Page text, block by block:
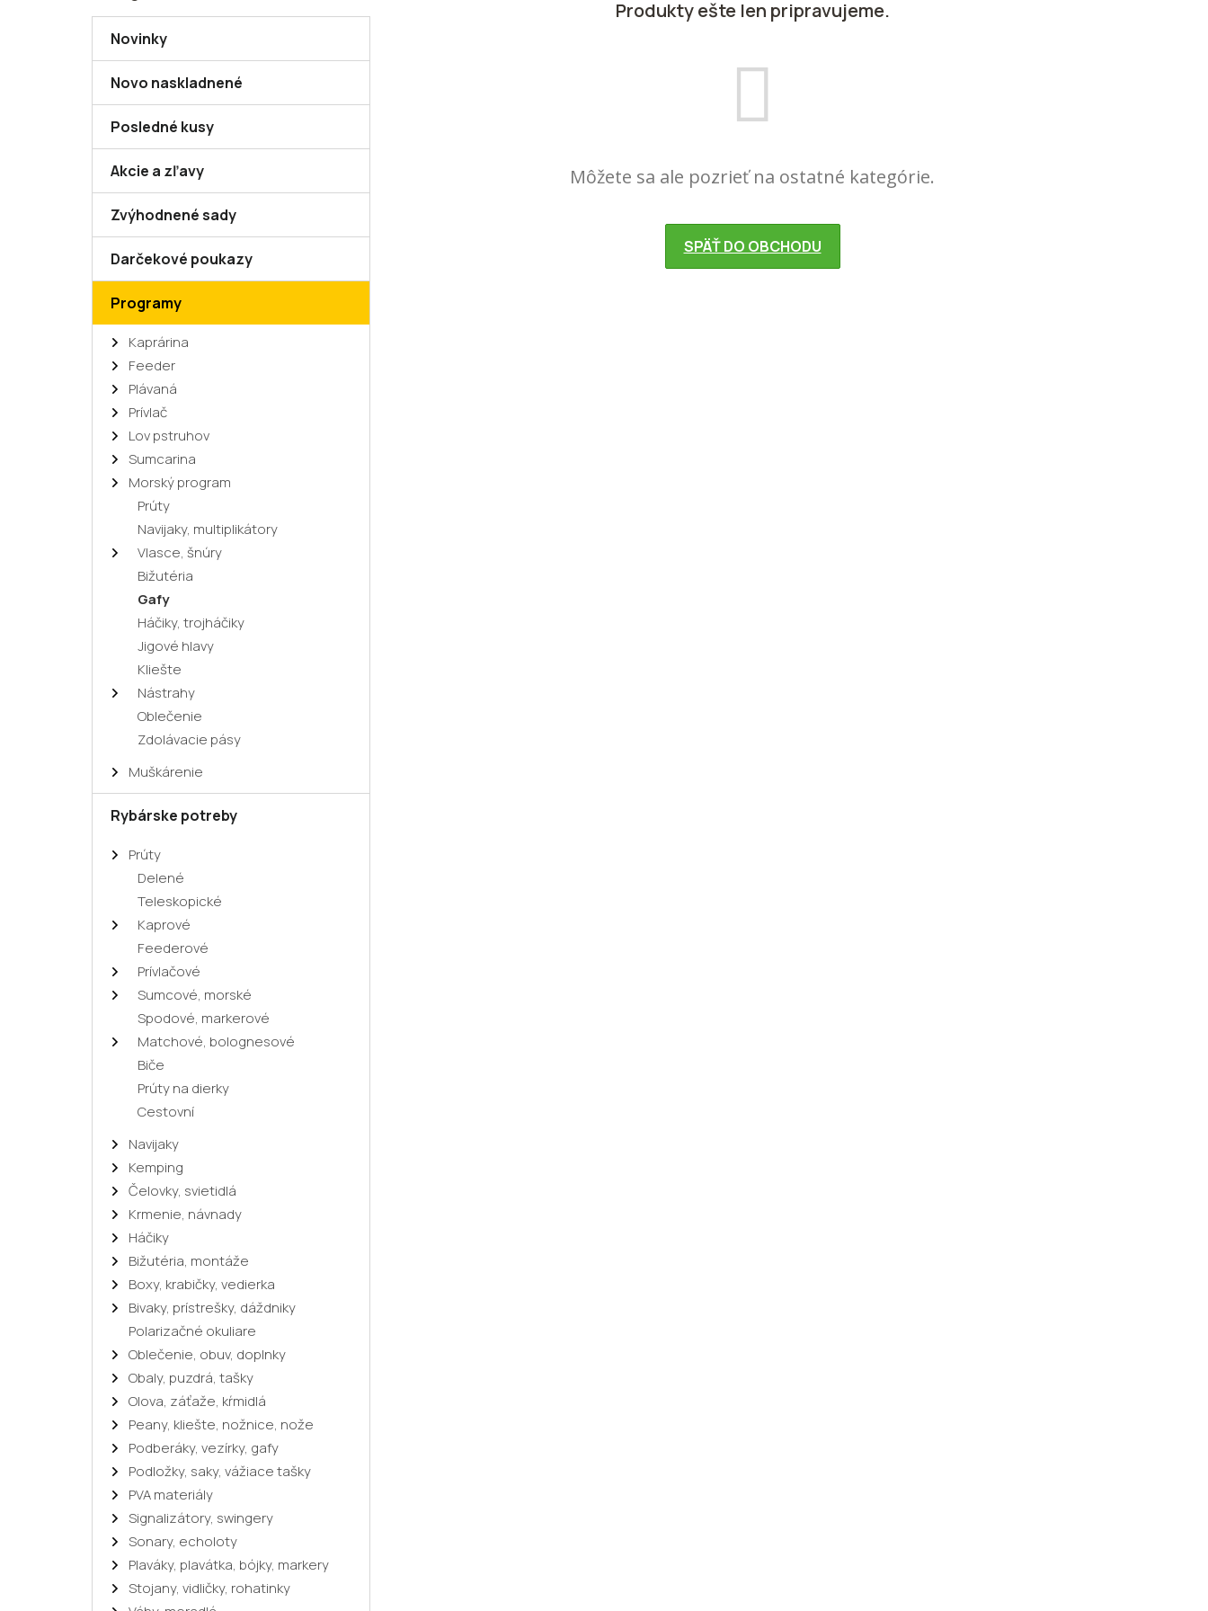
č
ý
l
kategórie
Novinky
Novo naskladnené
Posledné kusy
Akcie a zľavy
Zvýhodnené sady
Darčekové poukazy
Programy
Kaprárina
Feeder
Plávaná
Prívlač
Lov pstruhov
Sumcarina
Morský program
Prúty
Navijaky, multiplikátory
Vlasce, šnúry
Bižutéria
Gafy
Háčiky, trojháčiky
Jigové hlavy
Kliešte
Nástrahy
Oblečenie
Zdolávacie pásy
Muškárenie
Rybárske potreby
Prúty
Delené
Teleskopické
Kaprové
Feederové
Prívlačové
Sumcové, morské
Spodové, markerové
Matchové, bolognesové
Biče
Prúty na dierky
Cestovní
Navijaky
Kemping
Čelovky, svietidlá
Krmenie, návnady
Háčiky
Bižutéria, montáže
Boxy, krabičky, vedierka
Bivaky, prístrešky, dáždniky
Polarizačné okuliare
Oblečenie, obuv, doplnky
Obaly, puzdrá, tašky
Olova, záťaže, kŕmidlá
Peany, kliešte, nožnice, nože
Podberáky, vezírky, gafy
Podložky, saky, vážiace tašky
PVA materiály
Signalizátory, swingery
Sonary, echoloty
Plaváky, plavátka, bójky, markery
Stojany, vidličky, rohatinky
Produkty ešte len pripravujeme.
Môžete sa ale pozrieť na ostatné kategórie.
SPÄŤ DO OBCHODU